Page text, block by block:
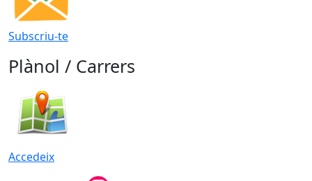
Subscriu-te
Plànol / Carrers
Accedeix